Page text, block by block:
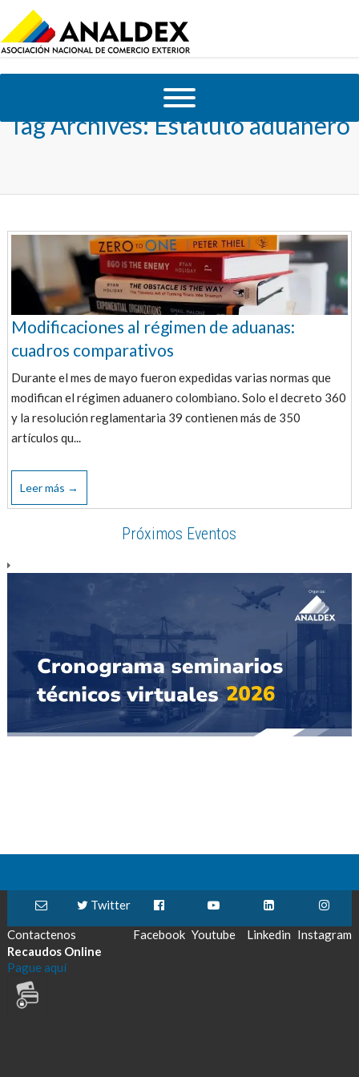
Tag Archives:Estatuto aduanero
Modificaciones al régimen de aduanas:
cuadros comparativos
Durante el mes de mayo fueron expedidas varias normas que
modifican el régimen aduanero colombiano. Solo el decreto 360
y la resolución reglamentaria 39 contienen más de 350
artículos qu...
Leer más →
Próximos Eventos
Contactenos
Twitter
Facebook Youtube Linkedin Instagram
Recaudos Online
Pague aquí